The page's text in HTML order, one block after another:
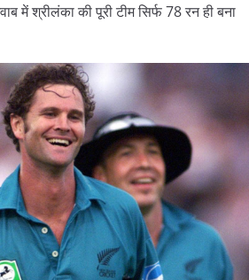
में श्रीलंका की पूरी टीम सिर्फ 78 रन ही बना